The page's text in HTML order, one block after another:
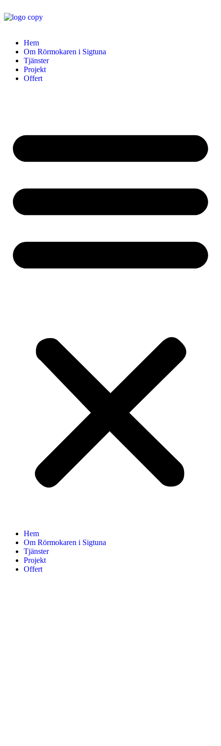
Hem
Om Rörmokaren i Sigtuna
Tjänster
Projekt
Offert
Hem
Om Rörmokaren i Sigtuna
Tjänster
Projekt
Offert